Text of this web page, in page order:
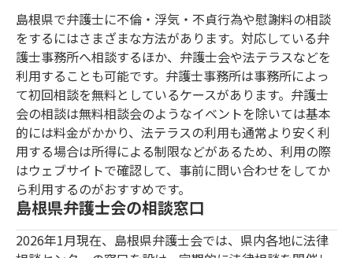
島根県で弁護士に不倫・浮気・不貞行為や慰謝料の相談
をするにはさまざまな方法があります。対応している弁
護士事務所へ相談するほか、弁護士会や法テラスなどを
利用することも可能です。弁護士事務所は事務所によっ
て初回相談を無料としているケースがあります。弁護士
会の相談は無料相談会のようなイベントを除いては基本
的には料金がかかり、法テラスの利用も通常より安く利
用する場合は所得による制限などがあるため、利用の際
はウェブサイトで確認して、事前に問い合わせをしてか
ら利用するのがおすすめです。
島根県弁護士会の相談窓口
2026年1月現在、島根県弁護士会では、県内各地に法律